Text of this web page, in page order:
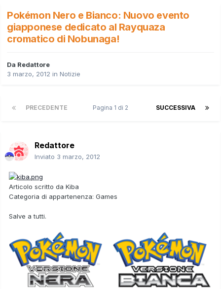
Pokémon Nero e Bianco: Nuovo evento
giapponese dedicato al Rayquaza
cromatico di Nobunaga!
Da Redattore
3 marzo, 2012 in Notizie
PRECEDENTE SUCCESSIVA
Pagina 1 di 2
Redattore
Inviato 3 marzo, 2012
Articolo scritto da Kiba
Categoria di appartenenza: Games
Salve a tutti.